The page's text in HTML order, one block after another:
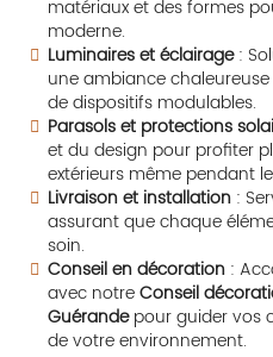
matériaux et des formes
moderne.
Luminaires et éclairage:
une ambiance
de dispositifs modulables.
Parasols et protections
et du design pour profiter
extérieurs même pendant
Livraison et installation :
assurant que chaque
soin.
Conseil en décoration :
avec notreConseil
Guérandepour guider vos
de votre environnement.